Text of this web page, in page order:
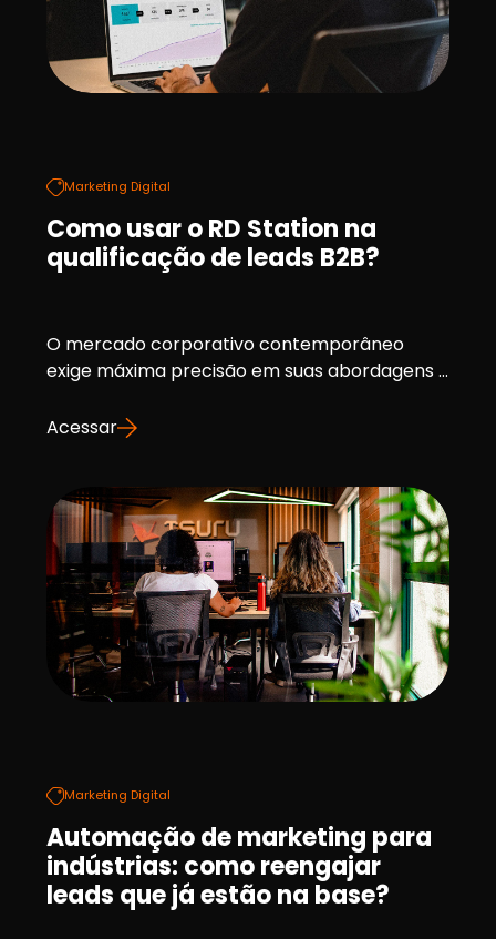
Marketing Digital
Como usar o RD Station na
qualificação de leads B2B?
O mercado corporativo contemporâneo
exige máxima precisão em suas abordagens ...
Acessar
Marketing Digital
Automação de marketing para
indústrias: como reengajar
leads que já estão na base?